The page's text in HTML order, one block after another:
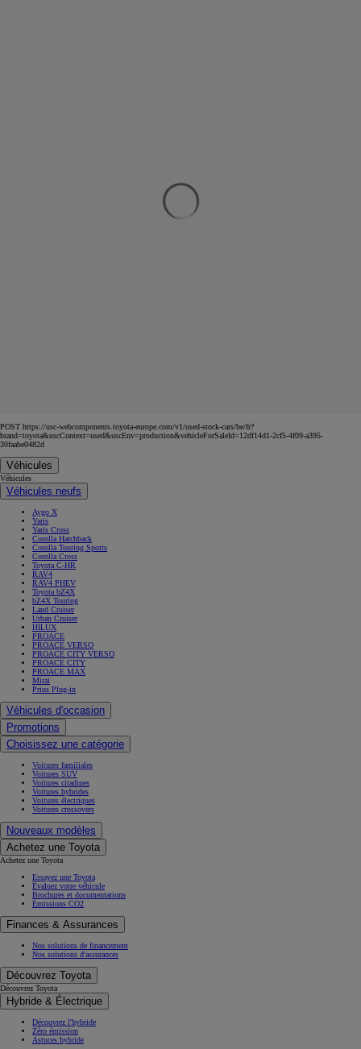
POST https://usc-webcomponents.toyota-europe.com/v1/used-stock-cars/be/fr?
brand=toyota&uscContext=used&uscEnv=production&vehicleForSaleId=12df14d1-2cf5-4f09-a395-
30faabe0482d
Véhicules
Véhicules
Véhicules neufs
Aygo X
Yaris
Yaris Cross
Corolla Hatchback
Corolla Touring Sports
Corolla Cross
Toyota C-HR
RAV4
RAV4 PHEV
Toyota bZ4X
bZ4X Touring
Land Cruiser
Urban Cruiser
HILUX
PROACE
PROACE VERSO
PROACE CITY VERSO
PROACE CITY
PROACE MAX
Mirai
Prius Plug-in
Véhicules d'occasion
Promotions
Choisissez une catégorie
Voitures familiales
Voitures SUV
Voitures citadines
Voitures hybrides
Voitures électriques
Voitures crossovers
Nouveaux modèles
Achetez une Toyota
Achetez une Toyota
Essayez une Toyota
Évaluez votre véhicule
Brochures et documentations
Émissions CO2
Finances & Assurances
Nos solutions de financement
Nos solutions d'assurances
Découvrez Toyota
Découvrez Toyota
Hybride & Électrique
Découvrez l'hybride
Zéro émission
Astuces hybride